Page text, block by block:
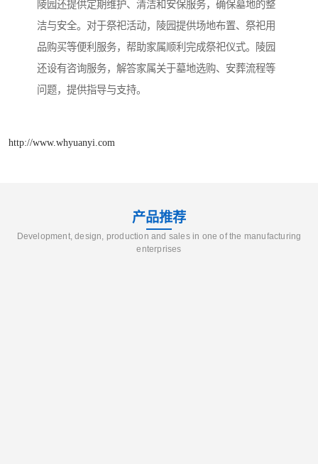
陵园还提供定期维护、清洁和安保服务，确保墓地的整
洁与安全。对于祭祀活动，陵园提供场地布置、祭祀用
品购买等便利服务，帮助家属顺利完成祭祀仪式。陵园
还设有咨询服务，解答家属关于墓地选购、安葬流程等
问题，提供指导与支持。
http://www.whyuanyi.com
产品推荐
Development, design, production and sales in one of the manufacturing
enterprises